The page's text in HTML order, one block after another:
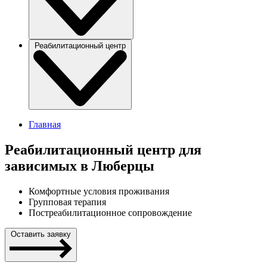
Реабилитационный центр
Главная
Реабилитационный центр для
зависимых в Люберцы
Комфортные условия проживания
Групповая терапия
Постреабилитационное сопровождение
Оставить заявку